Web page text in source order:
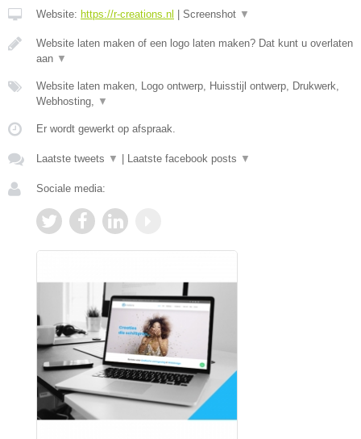
Website: https://r-creations.nl | Screenshot ▼
Website laten maken of een logo laten maken? Dat kunt u overlaten
aan ▼
Website laten maken, Logo ontwerp, Huisstijl ontwerp, Drukwerk,
Webhosting,
▼
Er wordt gewerkt op afspraak.
Laatste tweets ▼ | Laatste facebook posts ▼
Sociale media: